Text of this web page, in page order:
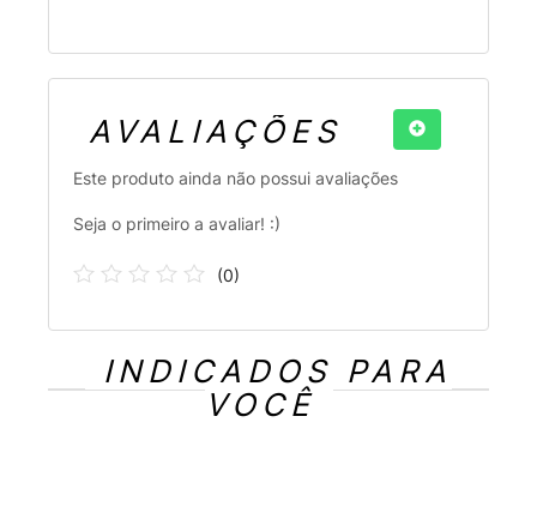
AVALIAÇÕES
Este produto ainda não possui avaliações
Seja o primeiro a avaliar! :)
(0)
INDICADOS PARA
VOCÊ